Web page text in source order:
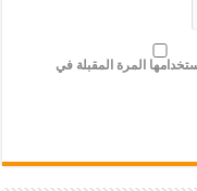
المرة المقبلة في